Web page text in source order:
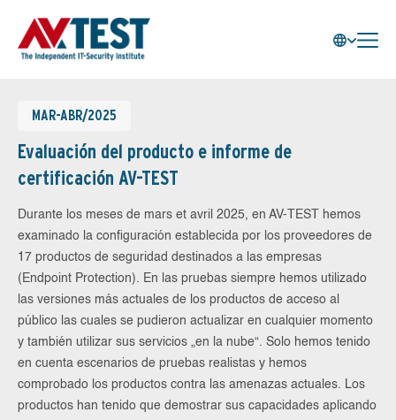
MAR-ABR/2025
Evaluación del producto e informe de
certificación AV-TEST
Durante los meses de mars et avril 2025, en AV-TEST hemos
examinado la configuración establecida por los proveedores de
17 productos de seguridad destinados a las empresas
(Endpoint Protection). En las pruebas siempre hemos utilizado
las versiones más actuales de los productos de acceso al
público las cuales se pudieron actualizar en cualquier momento
y también utilizar sus servicios „en la nube“. Solo hemos tenido
en cuenta escenarios de pruebas realistas y hemos
comprobado los productos contra las amenazas actuales. Los
productos han tenido que demostrar sus capacidades aplicando